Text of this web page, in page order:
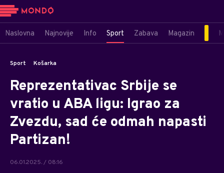
Naslovna Najnovije Info Sport Zabava Magazin
Sport Košarka
Reprezentativac Srbije se
vratio u ABA ligu: Igrao za
Zvezdu, sad će odmah napasti
Partizan!
06.01.2025. / 08:16